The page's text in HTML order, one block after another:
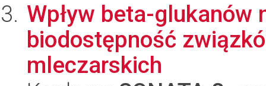
Wpływ beta-glukanów
biodostępność
mleczarskich